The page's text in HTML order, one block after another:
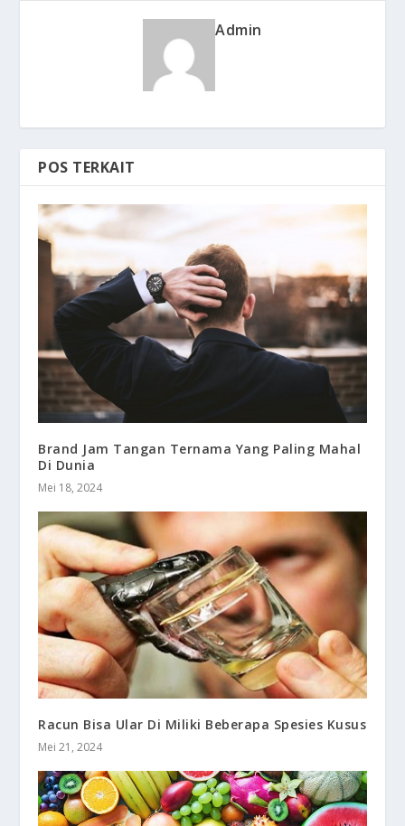
Admin
POS TERKAIT
Brand Jam Tangan Ternama Yang Paling Mahal
Di Dunia
Mei 18, 2024
Racun Bisa Ular Di Miliki Beberapa Spesies Kusus
Mei 21, 2024